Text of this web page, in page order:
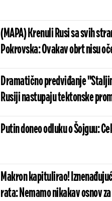
(MAPA) Krenuli Rusi sa svih
Pokrovska: Ovakav obrt nisu
Dramatično predviđanje
Rusiji nastupaju tektonske
Putin doneo odluku o Šojguu:
Makron kapitulirao!
rata: Nemamo nikakav osnov